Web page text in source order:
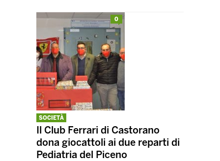
0
SOCIETÀ
Il Club Ferrari di Castorano
dona giocattoli ai due reparti di
Pediatria del Piceno